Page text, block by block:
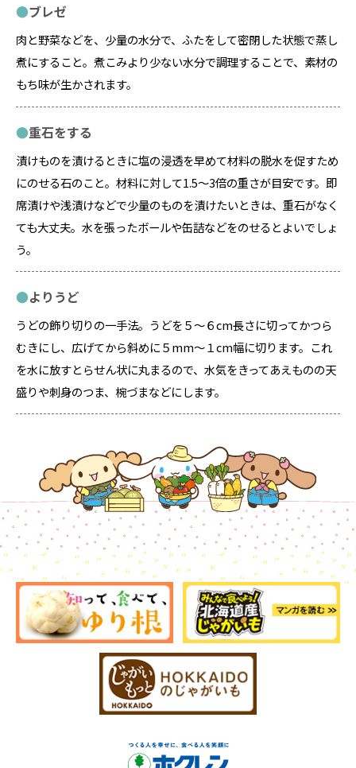
ブレゼ
肉と野菜などを、少量の水分で、ふたをして密閉した状態で蒸し
煮にすること。煮こみより少ない水分で調理することで、素材の
もち味が生かされます。
重石をする
漬けものを漬けるときに塩の浸透を早めて材料の脱水を促すため
にのせる石のこと。材料に対して1.5～3倍の重さが目安です。即
席漬けや浅漬けなどで少量のものを漬けたいときは、重石がなく
ても大丈夫。水を張ったボールや缶詰などをのせるとよいでしょ
う。
よりうど
うどの飾り切りの一手法。うどを５～６cm長さに切ってかつら
むきにし、広げてから斜めに５mm～１cm幅に切ります。これ
を水に放すとらせん状に丸まるので、水気をきってあえものの天
盛りや刺身のつま、椀づまなどにします。